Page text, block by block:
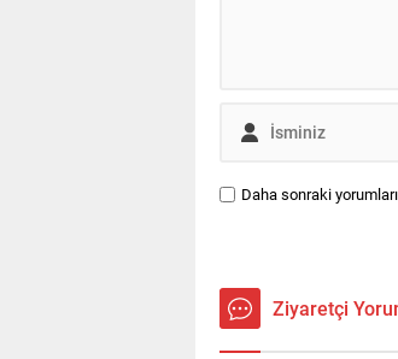
Daha sonraki
Ziyaretçi